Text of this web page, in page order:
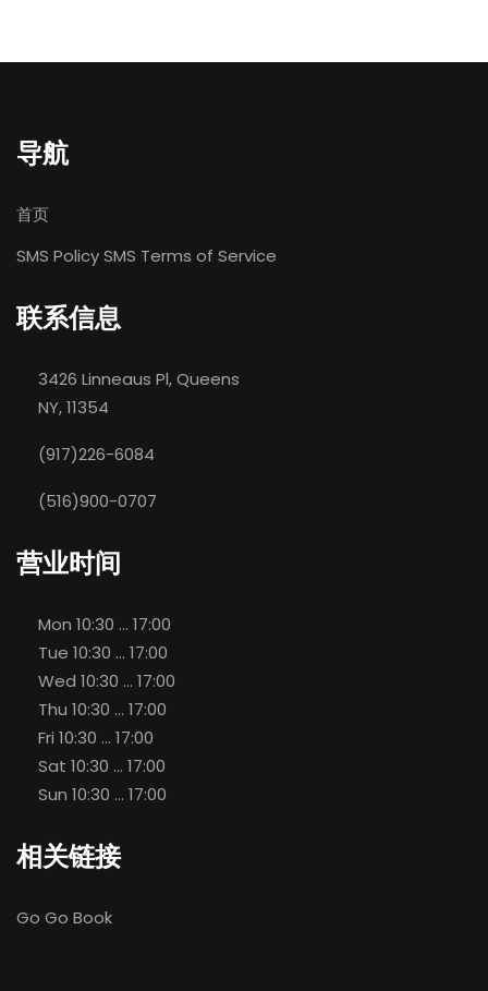
导航
首页
SMS PolicySMS Terms of Service
联系信息
3426 Linneaus Pl, Queens
NY, 11354
(917)226-6084
(516)900-0707
营业时间
Mon 10:30 ... 17:00
Tue 10:30 ... 17:00
Wed 10:30 ... 17:00
Thu 10:30 ... 17:00
Fri 10:30 ... 17:00
Sat 10:30 ... 17:00
Sun 10:30 ... 17:00
相关链接
Go Go Book